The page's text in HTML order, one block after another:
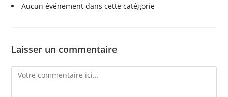
Aucun événement dans cette catégorie
Laisser un commentaire